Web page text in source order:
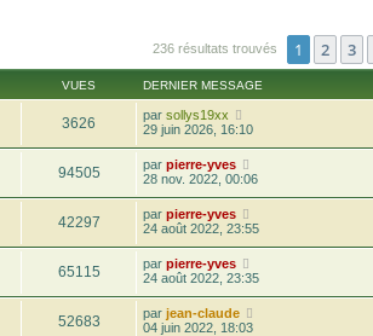
236 résultats trouvés 1 2 3
VUES DERNIER MESSAGE
3626 par sollys19xx
29 juin 2026, 16:10
94505 par pierre-yves
28 nov. 2022, 00:06
42297 par pierre-yves
24 août 2022, 23:55
65115 par pierre-yves
24 août 2022, 23:35
52683 par jean-claude
04 juin 2022, 18:03